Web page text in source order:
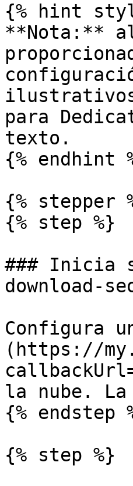
{% hint
**Nota:**
para
texto.
{% endhint
{% stepper
{% step %}
### Inicia
download-
Configura
(https://
la nube. La
{% endstep
{% step %}